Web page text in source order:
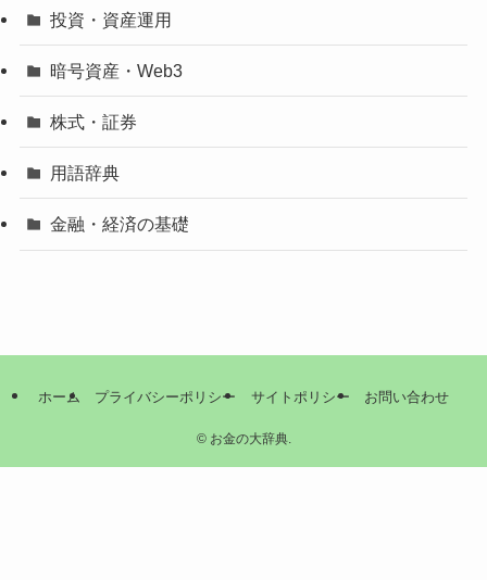
投資・資産運用
暗号資産・Web3
株式・証券
用語辞典
金融・経済の基礎
ホーム プライバシーポリシー サイトポリシー お問い合わせ
©お金の大辞典.